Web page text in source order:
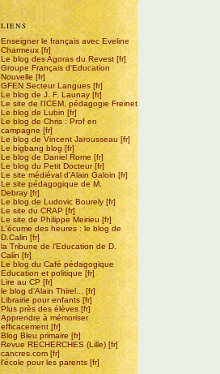
LIENS
Enseigner le français avec Eveline
Charmeux
Le blog des Agoras du Revest
Groupe Français d'Education
Nouvelle
GFEN Secteur Langues
Le blog de J. F. Launay
Le site de l'ICEM, pédagogie Freinet
Le blog de Lubin
Le blog de Chris : Prof en
campagne
Le blog de Vincent Jarousseau
Le bigbang blog
Le blog de Daniel Rome
Le blog du Petit Docteur
Le site médiéval d'Alain Galoin
Le site pédagogique de M.
Debray
Le blog de Ludovic Bourely
Le site du CRAP
Le site de Philippe Meirieu
L'écume des heures : le blog de
D.Calin
la Tribune de l'Education de D.
Calin
Le blog du Café pédagogique
Education et politique
Lire au CP
le blog d'Alain Thirel...
Librairie pour enfants
Plus près des élèves
Apprendre à mémoriser
efficacement
Blog Bleu primaire
Revue RECHERCHES (Lille)
cancres.com
l'école pour les parents